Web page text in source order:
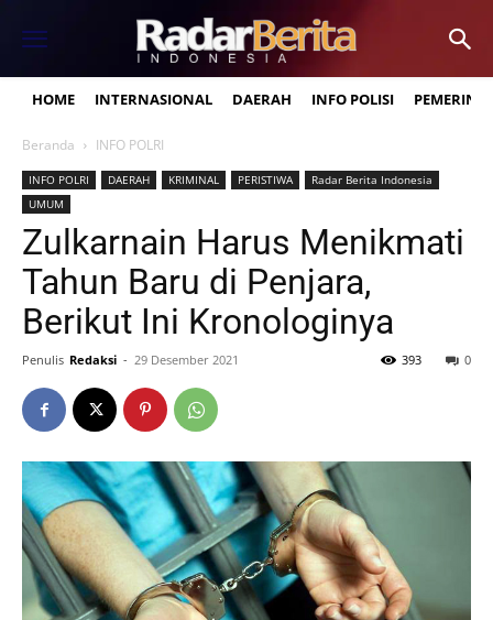
HOME INTERNASIONAL DAERAH INFO POLISI
Beranda INFO POLRI
INFO POLRI DAERAH KRIMINAL PERISTIWA
Radar Berita Indonesia
UMUM
Zulkarnain Harus Menikmati
Tahun Baru di Penjara,
Berikut Ini Kronologinya
Penulis Redaksi - 29 Desember 2021 0
393